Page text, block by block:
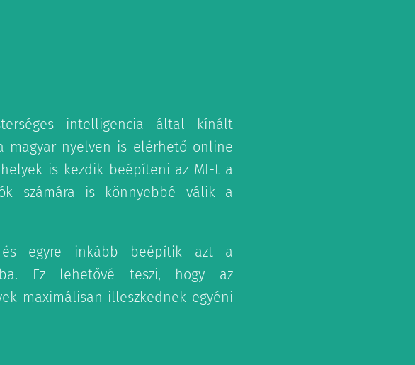
intelligencia által kínált
magyar nyelven is elérhető online
is kezdik beépíteni az MI-t a
számára is könnyebbé válik a
egyre inkább beépítik azt a
Ez lehetővé teszi, hogy az
maximálisan illeszkednek egyéni